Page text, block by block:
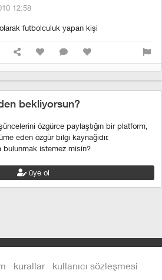
12:58
futbolculuk yapan kişi
bekliyorsun?
özgürce paylaştığın bir platform,
eden özgür bilgi kaynağıdır.
bulunmak istemez misin?
üye ol
kurallar kullanıcı sözleşmesi